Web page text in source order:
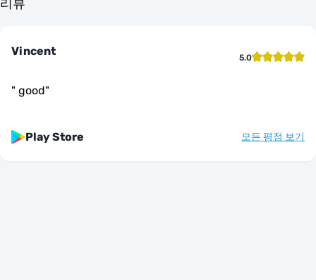
리뷰
Vincent 5.0
" good"
Play Store 모든 평점 보기